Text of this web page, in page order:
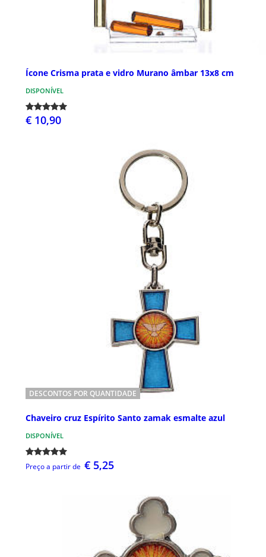
Ícone Crisma prata e vidro Murano âmbar 13x8 cm
DISPONÍVEL
€ 10,90
DESCONTOS POR QUANTIDADE
Chaveiro cruz Espírito Santo zamak esmalte azul
DISPONÍVEL
Preço a partir de € 5,25